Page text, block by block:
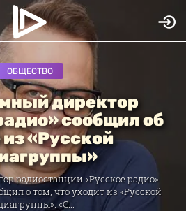
ОБЩЕСТВО
директор
сообщил об
«Русской
радиостанции «Русское радио»
о том, что уходит из «Русской
«С...